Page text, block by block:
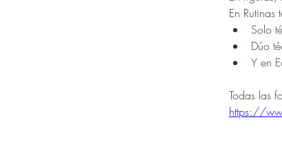
En Rutinas
Solo
Dúo
Y en
Todas las
https://